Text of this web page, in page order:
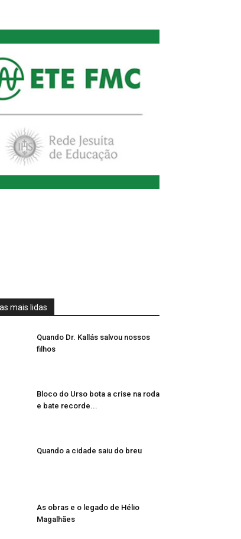
mais lidas
Quando Dr. Kallás salvou nossos
filhos
Bloco do Urso bota a crise na roda
e bate recorde...
Quando a cidade saiu do breu
As obras e o legado de Hélio
Magalhães